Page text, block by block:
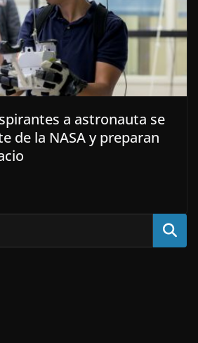
a astronauta se
de la NASA y preparan
Buscar